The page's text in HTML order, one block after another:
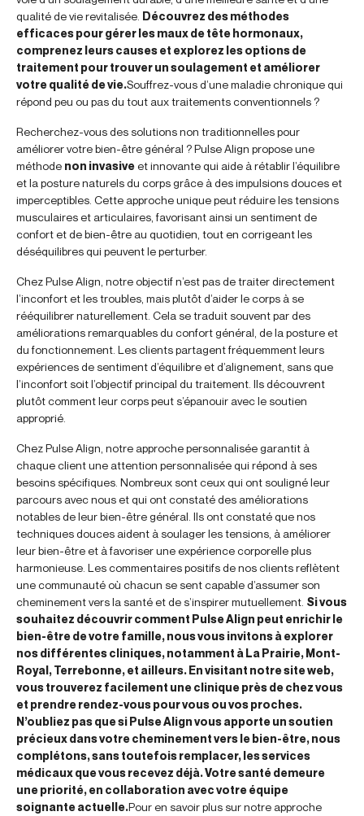
qualité de vie revitalisée. Découvrez des méthodes
efficaces pour gérer les maux de tête hormonaux,
comprenez leurs causes et explorez les options de
traitement pour trouver un soulagement et améliorer
votre qualité de vie.Souffrez-vous d’une maladie chronique qui
répond peu ou pas du tout aux traitements conventionnels ?
Recherchez-vous des solutions non traditionnelles pour
améliorer votre bien-être général ? Pulse Align propose une
méthode non invasiveet innovante qui aide à rétablir l’équilibre
et la posture naturels du corps grâce à des impulsions douces et
imperceptibles. Cette approche unique peut réduire les tensions
musculaires et articulaires, favorisant ainsi un sentiment de
confort et de bien-être au quotidien, tout en corrigeant les
déséquilibres qui peuvent le perturber.
Chez Pulse Align, notre objectif n’est pas de traiter directement
l’inconfort et les troubles, mais plutôt d’aider le corps à se
rééquilibrer naturellement. Cela se traduit souvent par des
améliorations remarquables du confort général, de la posture et
du fonctionnement. Les clients partagent fréquemment leurs
expériences de sentiment d’équilibre et d’alignement, sans que
l’inconfort soit l’objectif principal du traitement. Ils découvrent
plutôt comment leur corps peut s’épanouir avec le soutien
approprié.
Chez Pulse Align, notre approche personnalisée garantit à
chaque client une attention personnalisée qui répond à ses
besoins spécifiques. Nombreux sont ceux qui ont souligné leur
parcours avec nous et qui ont constaté des améliorations
notables de leur bien-être général. Ils ont constaté que nos
techniques douces aident à soulager les tensions, à améliorer
leur bien-être et à favoriser une expérience corporelle plus
harmonieuse. Les commentaires positifs de nos clients reflètent
une communauté où chacun se sent capable d’assumer son
cheminement vers la santé et de s’inspirer mutuellement. Si vous
souhaitez découvrir comment Pulse Align peut enrichir le
bien-être de votre famille, nous vous invitons à explorer
nos différentes cliniques, notamment à La Prairie, Mont-
Royal, Terrebonne, et ailleurs. En visitant notre site web,
vous trouverez facilement une clinique près de chez vous
et prendre rendez-vous pour vous ou vos proches.
N’oubliez pas que si Pulse Align vous apporte un soutien
précieux dans votre cheminement vers le bien-être, nous
complétons, sans toutefois remplacer, les services
médicaux que vous recevez déjà. Votre santé demeure
une priorité, en collaboration avec votre équipe
soignante actuelle.Pour en savoir plus sur notre approche